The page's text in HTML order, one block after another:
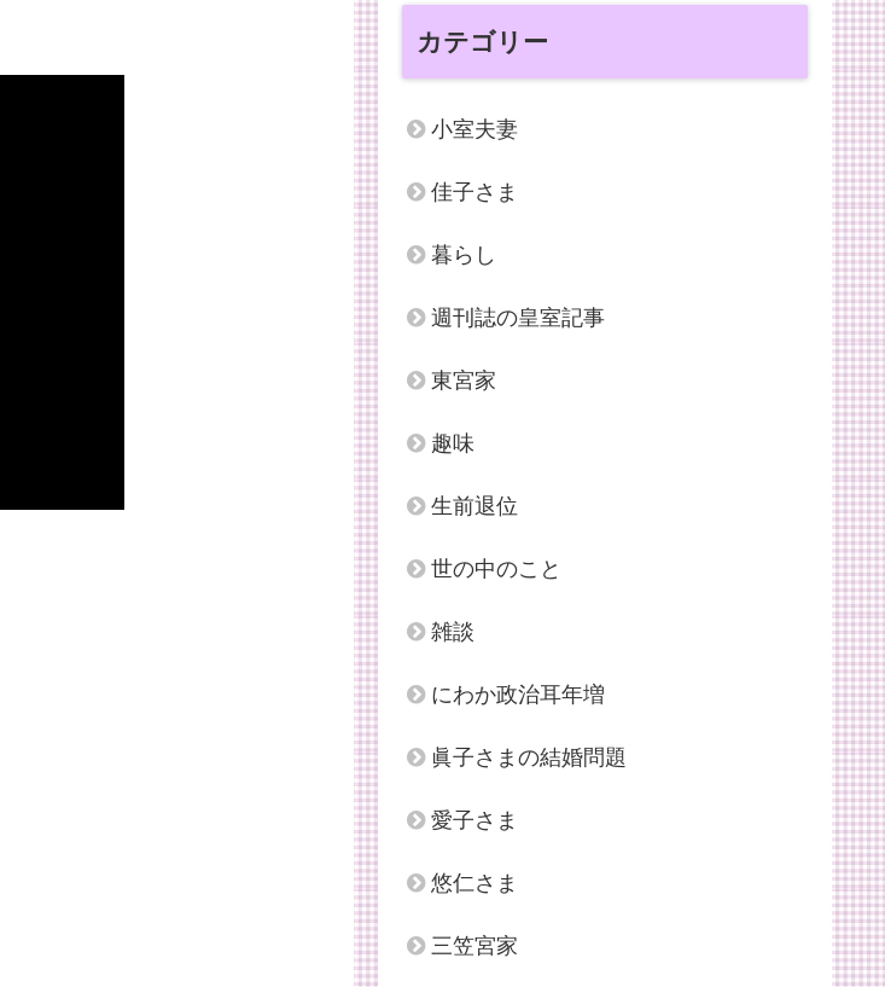
カテゴリー
小室夫妻
佳子さま
暮らし
週刊誌の皇室記事
東宮家
趣味
生前退位
世の中のこと
雑談
にわか政治耳年増
眞子さまの結婚問題
愛子さま
悠仁さま
三笠宮家